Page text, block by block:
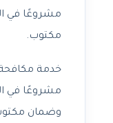
مشروعًا في
مكتوب.
خدمة
مشروعًا في
وضمان